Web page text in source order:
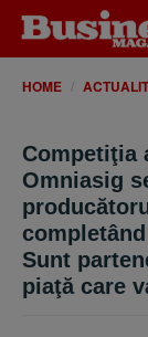
HOME
Competiţia
Omniasig
Sunt
piaţă care